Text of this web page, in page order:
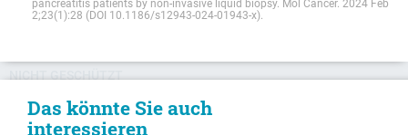
pancreatitis patients by non-invasive liquid biopsy. Mol Cancer. 2024 Feb
2;23(1):28 (DOI 10.1186/s12943-024-01943-x).
NICHT GESCHÜTZT
Das könnte Sie auch
interessieren